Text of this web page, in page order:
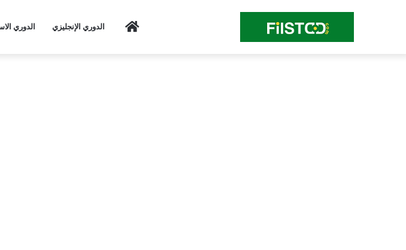
Home الدوري الإنجليزي الدوري